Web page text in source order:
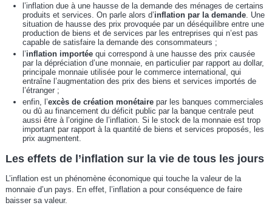
l’inflation due à une hausse de la demande des ménages de certains
produits et services. On parle alors d’inflation par la demande. Une
situation de hausse des prix provoquée par un déséquilibre entre une
production de biens et de services par les entreprises qui n’est pas
capable de satisfaire la demande des consommateurs ;
l’inflation importée qui correspond à une hausse des prix causée
par la dépréciation d’une monnaie, en particulier par rapport au dollar,
principale monnaie utilisée pour le commerce international, qui
entraîne l’augmentation des prix des biens et services importés de
l’étranger ;
enfin, l’excès de création monétaire par les banques commerciales
ou dû au financement du déficit public par la banque centrale peut
aussi être à l’origine de l’inflation. Si le stock de la monnaie est trop
important par rapport à la quantité de biens et services proposés, les
prix augmentent.
Les effets de l’inflation sur la vie de tous les jours
L’inflation est un phénomène économique qui touche la valeur de la
monnaie d’un pays. En effet, l’inflation a pour conséquence de faire
baisser sa valeur.